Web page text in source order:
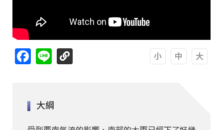
Facebook
Line
大綱